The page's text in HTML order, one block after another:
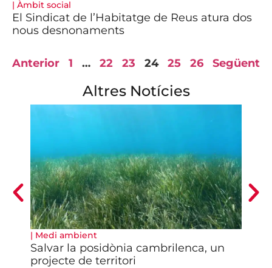
| Àmbit social
El Sindicat de l’Habitatge de Reus atura dos
nous desnonaments
Anterior 1 … 22 23 24 25 26 Següent
Altres Notícies
| Medi ambient
Salvar la posidònia cambrilenca, un
projecte de territori